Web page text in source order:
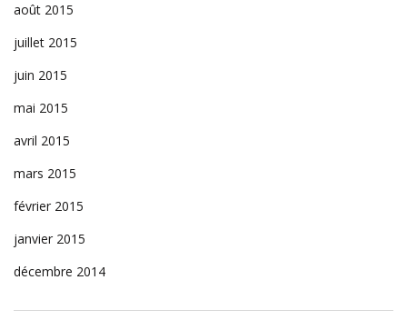
août 2015
juillet 2015
juin 2015
mai 2015
avril 2015
mars 2015
février 2015
janvier 2015
décembre 2014